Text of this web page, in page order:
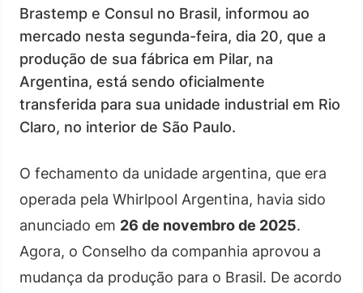
Brastemp e Consul no Brasil, informou ao
mercado nesta segunda-feira, dia 20, que a
produção de sua fábrica em Pilar, na
Argentina, está sendo oficialmente
transferida para sua unidade industrial em Rio
Claro, no interior de São Paulo.
O fechamento da unidade argentina, que era
operada pela Whirlpool Argentina, havia sido
anunciado em 26 de novembro de 2025.
Agora, o Conselho da companhia aprovou a
mudança da produção para o Brasil. De acordo